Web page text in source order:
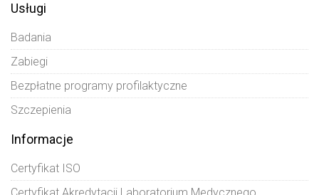
Usługi
Badania
Zabiegi
Bezpłatne programy profilaktyczne
Szczepienia
Informacje
Certyfikat ISO